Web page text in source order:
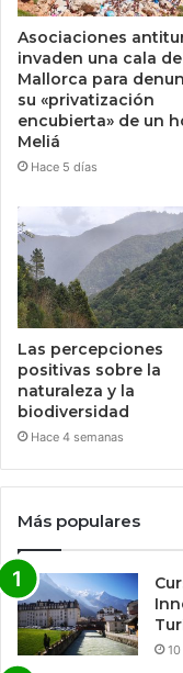
Asociaciones
invaden una cala de
Mallorca para
su «privatización
encubierta» de un
Meliá
Hace 5 días
Las percepciones
positivas sobre la
naturaleza y la
biodiversidad
Hace 4 semanas
Más populares